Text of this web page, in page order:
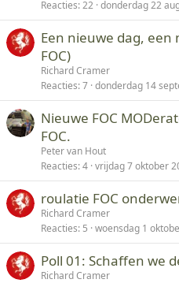
Reacties 22 donderdag 22
Een nieuwe dag, een
FOC)
Richard Cramer
Reacties 7 donderdag 14
Nieuwe FOC
FOC.
Peter van Hout
Reacties 4 vrijdag 7 oktober
roulatie FOC
Richard Cramer
Reacties 5 woensdag 1
Poll 01: Schaffen we
Richard Cramer